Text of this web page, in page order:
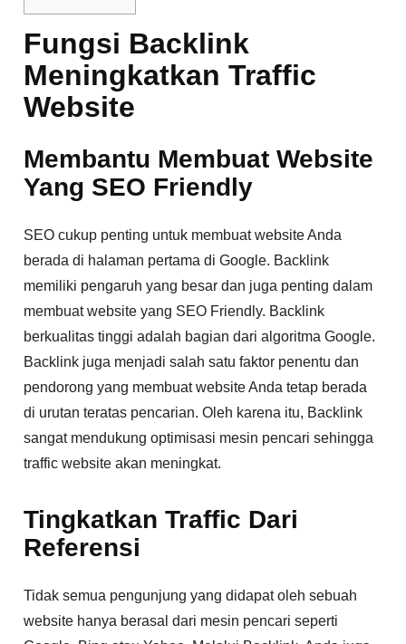
Fungsi Backlink
Meningkatkan Traffic
Website
Membantu Membuat Website
Yang SEO Friendly
SEO cukup penting untuk membuat website Anda
berada di halaman pertama di Google. Backlink
memiliki pengaruh yang besar dan juga penting dalam
membuat website yang SEO Friendly. Backlink
berkualitas tinggi adalah bagian dari algoritma Google.
Backlink juga menjadi salah satu faktor penentu dan
pendorong yang membuat website Anda tetap berada
di urutan teratas pencarian. Oleh karena itu, Backlink
sangat mendukung optimisasi mesin pencari sehingga
traffic website akan meningkat.
Tingkatkan Traffic Dari
Referensi
Tidak semua pengunjung yang didapat oleh sebuah
website hanya berasal dari mesin pencari seperti